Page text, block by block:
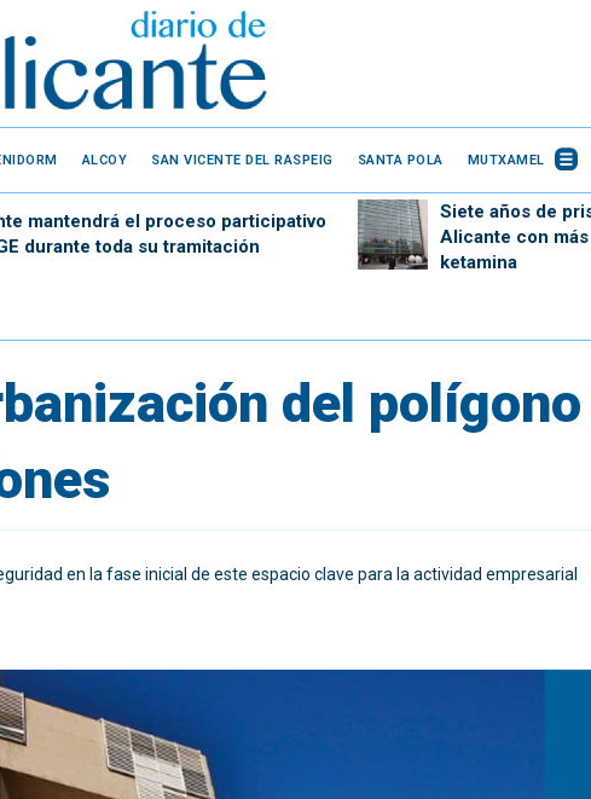
ALCOY SAN VICENTE DEL RASPEIG SANTA POLA MUTXAMEL
mantendrá el proceso participativo
durante toda su tramitación
Siete años de
Alicante con
ketamina
del polígono
en la fase inicial de este espacio clave para la actividad empresarial